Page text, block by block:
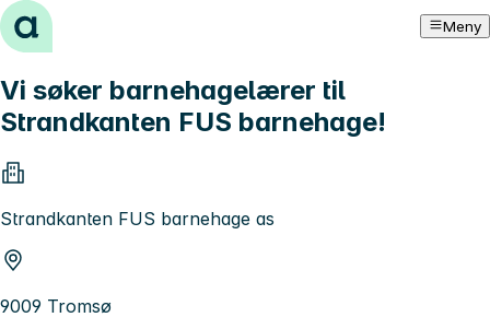
Hopp til innhold Meny
Vi søker barnehagelærer til
Strandkanten FUS barnehage!
Strandkanten FUS barnehage as
9009 Tromsø